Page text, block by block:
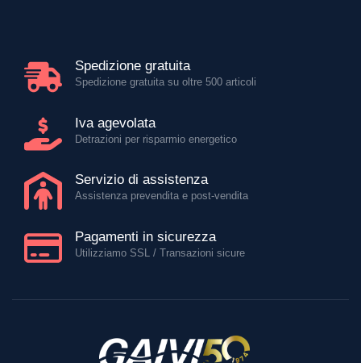
Spedizione gratuita
Spedizione gratuita su oltre 500 articoli
Iva agevolata
Detrazioni per risparmio energetico
Servizio di assistenza
Assistenza prevendita e post-vendita
Pagamenti in sicurezza
Utilizziamo SSL / Transazioni sicure